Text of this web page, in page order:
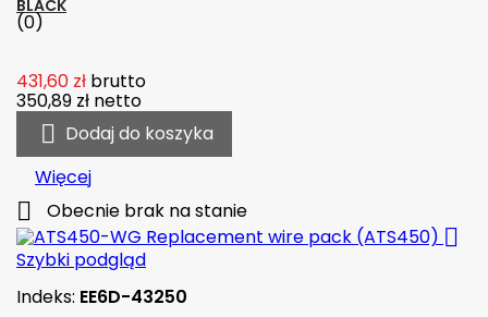
BLACK
(0)
431,60 zł brutto
350,89 zł netto
 Dodaj do koszyka
Więcej
 Obecnie brak na stanie

Szybki podgląd
Indeks: EE6D-43250